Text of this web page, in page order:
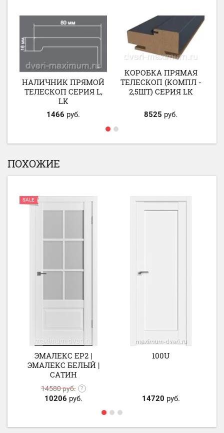
НАЛИЧНИК ПРЯМОЙ
ТЕЛЕСКОП СЕРИЯ L,
LK
1466 руб.
КОРОБКА ПРЯМАЯ
ТЕЛЕСКОП (КОМПЛ -
2,5ШТ) СЕРИЯ LK
8525 руб.
ПОХОЖИЕ
SALE
ЭМАЛЕКС ЕР2 |
ЭМАЛЕКС БЕЛЫЙ |
САТИН
14580руб.
10206 руб.
100U
14720 руб.